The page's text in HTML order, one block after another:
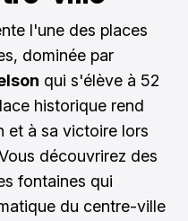
l'une des places
dominée par
qui s'élève à 52
historique rend
et à sa victoire lors
découvrirez des
fontaines qui
du centre-ville